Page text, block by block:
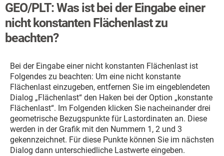
GEO/PLT: Was ist bei der Eingabe einer
nicht konstanten Flächenlast zu
beachten?
Bei der Eingabe einer nicht konstanten Flächenlast ist
Folgendes zu beachten: Um eine nicht konstante
Flächenlast einzugeben, entfernen Sie im eingeblendeten
Dialog „Flächenlast“ den Haken bei der Option „konstante
Flächenlast“. Im Folgenden klicken Sie nacheinander drei
geometrische Bezugspunkte für Lastordinaten an. Diese
werden in der Grafik mit den Nummern 1, 2 und 3
gekennzeichnet. Für diese Punkte können Sie im nächsten
Dialog dann unterschiedliche Lastwerte eingeben.